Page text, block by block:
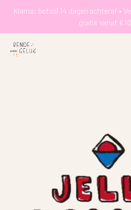
Klarna: betaal 14 dagen achteraf •
gratis vanaf